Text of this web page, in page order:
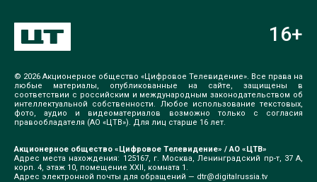
© 2026 Акционерное общество «Цифровое Телевидение». Все права на
любые материалы, опубликованные на сайте, защищены в
соответствии с российским и международным законодательством об
интеллектуальной собственности. Любое использование текстовых,
фото, аудио и видеоматериалов возможно только с согласия
правообладателя (АО «ЦТВ»). Для лиц старше 16 лет.
Акционерное общество «Цифровое Телевидение» / АО «ЦТВ»
Адрес места нахождения: 125167, г. Москва, Ленинградский пр-т, 37 А,
корп. 4, этаж 10, помещение XXII, комната 1.
Адрес электронной почты для обращений — dtr@digitalrussia.tv
16+